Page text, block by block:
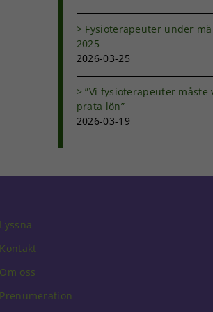
Fysioterapeuter under
2025
2026-03-25
”Vi fysioterapeuter måste
prata lön”
2026-03-19
Lyssna
Kontakt
Om oss
Prenumeration